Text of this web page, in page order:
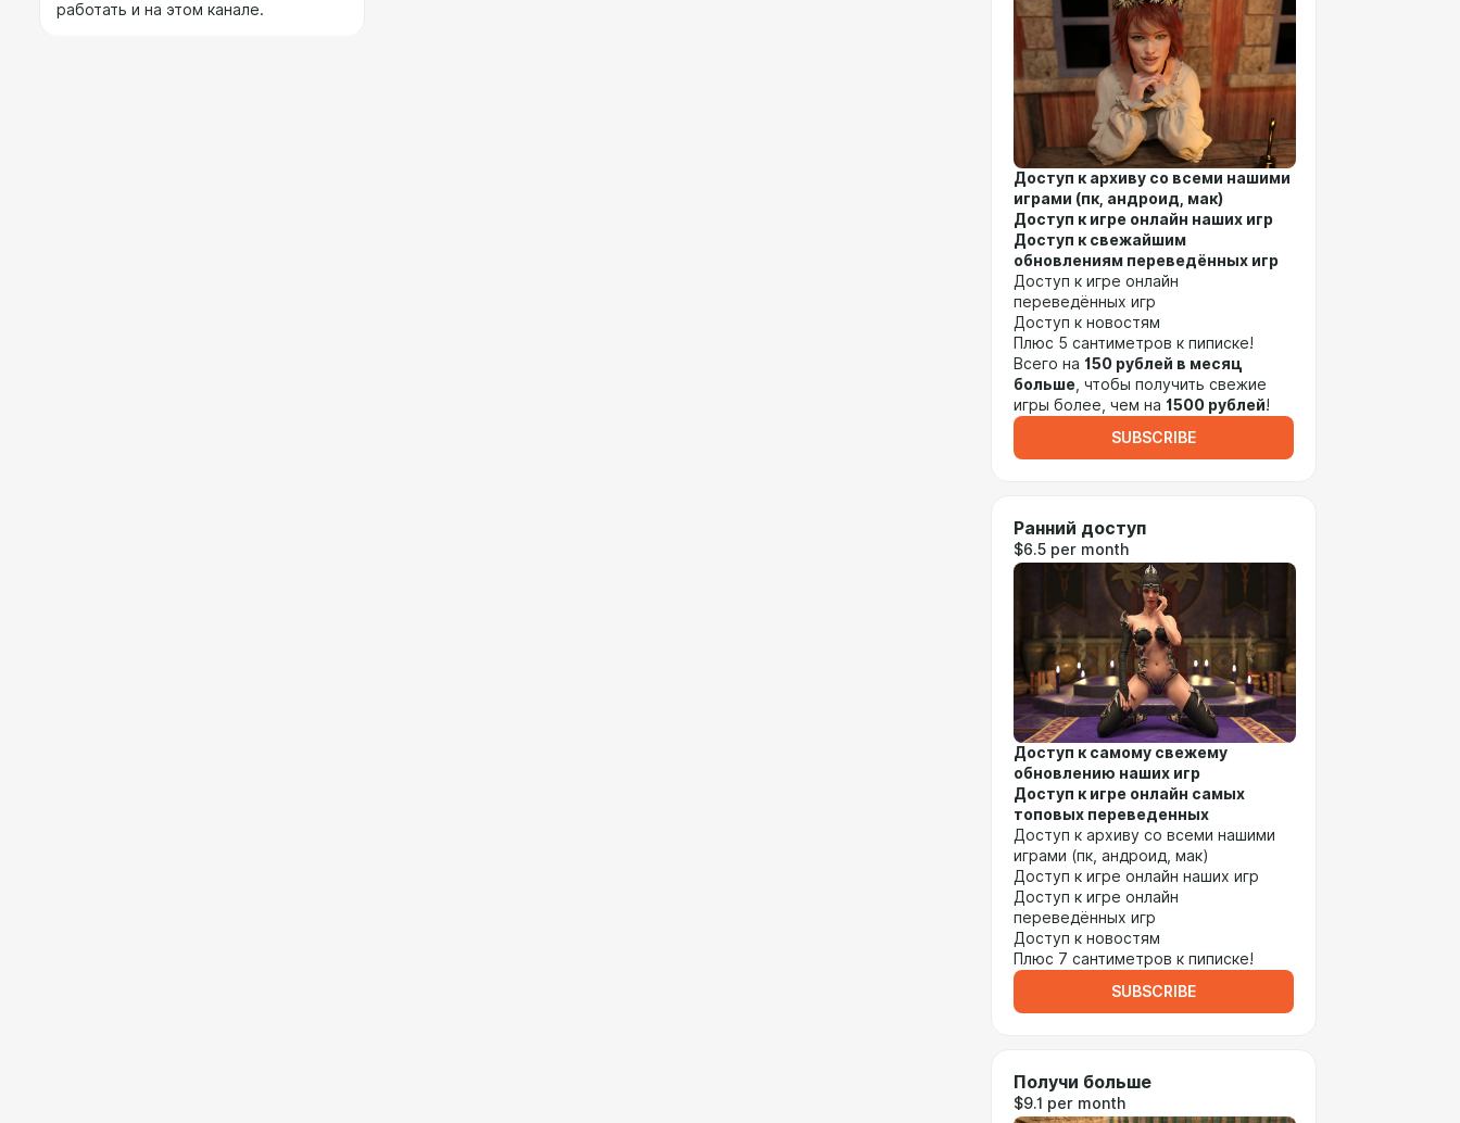
работать и на этом канале.
Доступ к архиву со всеми нашими
играми (пк, андроид, мак)
Доступ к игре онлайн наших игр
Доступ к свежайшим
обновлениям переведённых игр
Доступ к игре онлайн
переведённых игр
Доступ к новостям
Плюс 5 сантиметров к пиписке!
Всего на 150 рублей в месяц
больше , чтобы получить свежие
игры более, чем на 1500 рублей!
SUBSCRIBE
Ранний доступ
$6.5 per month
Доступ к самому свежему
обновлению наших игр
Доступ к игре онлайн самых
топовых переведенных
Доступ к архиву со всеми нашими
играми (пк, андроид, мак)
Доступ к игре онлайн наших игр
Доступ к игре онлайн
переведённых игр
Доступ к новостям
Плюс 7 сантиметров к пиписке!
SUBSCRIBE
Получи больше
$9.1 per month